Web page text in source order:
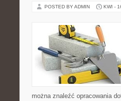
POSTED BY ADMIN KWI -
można znaleźć opracowania